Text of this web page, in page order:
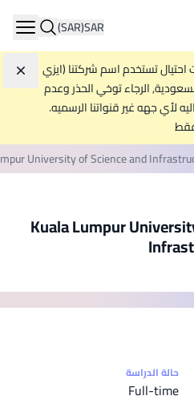
SAR
(SAR)
احتيال تستخدم اسم شركتنا (ايزي
الرجاء توخي الحذر وعدم
لأي جهه غير قنواتنا الرسميه.
فقط
University of Science and
Kuala Lumpur
حالة الدراسة
Full-time